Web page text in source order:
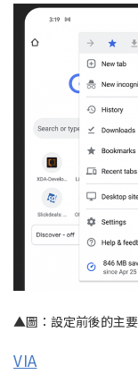
▲圖：設定前後的主
VIA